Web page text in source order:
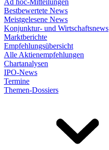
Ad hoc-Mitteilungen
Bestbewertete News
Meistgelesene News
Konjunktur- und Wirtschaftsnews
Marktberichte
Empfehlungsübersicht
Alle Aktienempfehlungen
Chartanalysen
IPO-News
Termine
Themen-Dossiers